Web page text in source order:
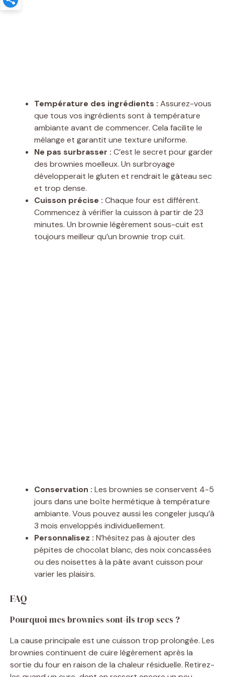
Température des ingrédients : Assurez-vous
que tous vos ingrédients sont à température
ambiante avant de commencer. Cela facilite le
mélange et garantit une texture uniforme.
Ne pas surbrasser : C’est le secret pour garder
des brownies moelleux. Un surbroyage
développerait le gluten et rendrait le gâteau sec
et trop dense.
Cuisson précise : Chaque four est différent.
Commencez à vérifier la cuisson à partir de 23
minutes. Un brownie légèrement sous-cuit est
toujours meilleur qu’un brownie trop cuit.
Conservation : Les brownies se conservent 4-5
jours dans une boîte hermétique à température
ambiante. Vous pouvez aussi les congeler jusqu’à
3 mois enveloppés individuellement.
Personnalisez : N’hésitez pas à ajouter des
pépites de chocolat blanc, des noix concassées
ou des noisettes à la pâte avant cuisson pour
varier les plaisirs.
FAQ
Pourquoi mes brownies sont-ils trop secs ?
La cause principale est une cuisson trop prolongée. Les
brownies continuent de cuire légèrement après la
sortie du four en raison de la chaleur résiduelle. Retirez-